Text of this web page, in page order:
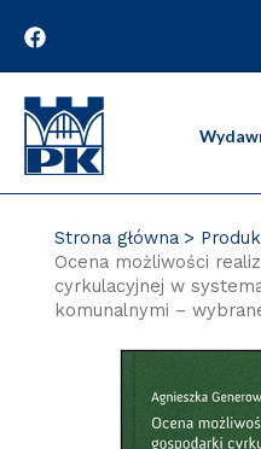
Strona główna
Ocena możliwości
cyrkulacyjnej w
komunalnymi –